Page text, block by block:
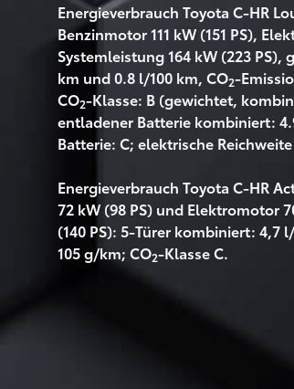
Energieverbrauch Toyota C-HR
Benzinmotor 111 kW (151 PS),
Systemleistung 164 kW (223
km und 0.8 l/100 km, CO2-
CO2-Klasse: B (gewichtet,
entladener Batterie kombiniert:
Batterie: C; elektrische
Energieverbrauch Toyota C-HR
72 kW (98 PS) und Elektromotor
(140 PS): 5-Türer kombiniert: 4,7
105 g/km; CO2-Klasse C.